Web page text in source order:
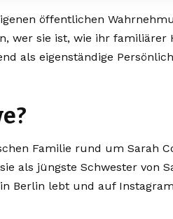
öffentlichen
wer sie ist, wie ihr familiärer
als eigenständige
Familie rund um Sarah
als jüngste Schwester von
Berlin lebt und auf